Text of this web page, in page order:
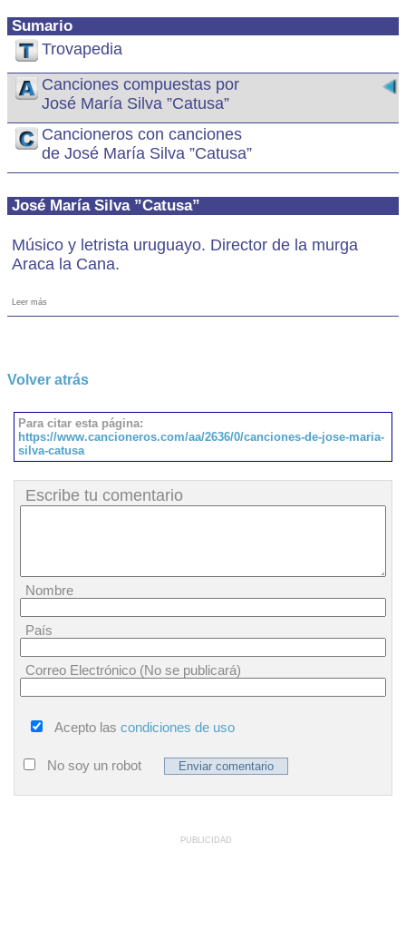
Sumario
Trovapedia
Canciones compuestas por
José María Silva ”Catusa”
Cancioneros con canciones
de José María Silva ”Catusa”
José María Silva ”Catusa”
Músico y letrista uruguayo. Director de la murga
Araca la Cana.
Leer más
Volver atrás
Para citar esta página:
https://www.cancioneros.com/aa/2636/0/canciones-de-jose-maria-
silva-catusa
Escribe tu comentario
Nombre
País
Correo Electrónico (No se publicará)
Acepto las condiciones de uso
No soy un robot
PUBLICIDAD